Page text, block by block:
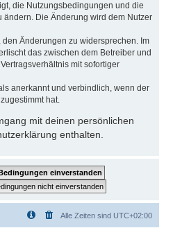
die Nutzungsbedingungen und die
ändern. Die Änderung wird dem Nutzer
den Änderungen zu widersprechen. Im
das zwischen dem Betreiber und
mit sofortiger
anerkannt und verbindlich, wenn der
hat.
mit deinen persönlichen
enthalten.
Alle Zeiten sind UTC+02:00